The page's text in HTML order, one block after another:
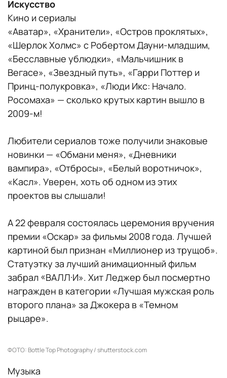
Искусство
Кино и сериалы
«Аватар», «Хранители», «Остров проклятых»,
«Шерлок Холмс» с Робертом Дауни-младшим,
«Бесславные ублюдки», «Мальчишник в
Вегасе», «Звездный путь», «Гарри Поттер и
Принц-полукровка», «Люди Икс: Начало.
Росомаха» — сколько крутых картин вышло в
2009-м!
Любители сериалов тоже получили знаковые
новинки — «Обмани меня», «Дневники
вампира», «Отбросы», «Белый воротничок»,
«Касл». Уверен, хоть об одном из этих
проектов вы слышали!
А 22 февраля состоялась церемония вручения
премии «Оскар» за фильмы 2008 года. Лучшей
картиной был признан «Миллионер из трущоб».
Статуэтку за лучший анимационный фильм
забрал «ВАЛЛ·И». Хит Леджер был посмертно
награжден в категории «Лучшая мужская роль
второго плана» за Джокера в «Темном
рыцаре».
ФОТО: Bottle Top Photography / shutterstock.com
Музыка